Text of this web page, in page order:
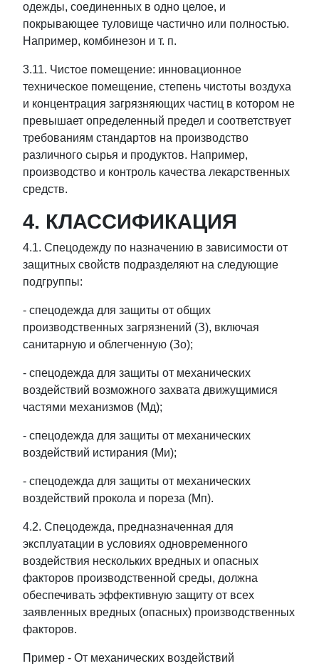
одежды, соединенных в одно целое, и
покрывающее туловище частично или полностью.
Например, комбинезон и т. п.
3.11. Чистое помещение: инновационное
техническое помещение, степень чистоты воздуха
и концентрация загрязняющих частиц в котором не
превышает определенный предел и соответствует
требованиям стандартов на производство
различного сырья и продуктов. Например,
производство и контроль качества лекарственных
средств.
4. КЛАССИФИКАЦИЯ
4.1. Спецодежду по назначению в зависимости от
защитных свойств подразделяют на следующие
подгруппы:
- спецодежда для защиты от общих
производственных загрязнений (З), включая
санитарную и облегченную (Зо);
- спецодежда для защиты от механических
воздействий возможного захвата движущимися
частями механизмов (Мд);
- спецодежда для защиты от механических
воздействий истирания (Ми);
- спецодежда для защиты от механических
воздействий прокола и пореза (Мп).
4.2. Спецодежда, предназначенная для
эксплуатации в условиях одновременного
воздействия нескольких вредных и опасных
факторов производственной среды, должна
обеспечивать эффективную защиту от всех
заявленных вредных (опасных) производственных
факторов.
Пример - От механических воздействий